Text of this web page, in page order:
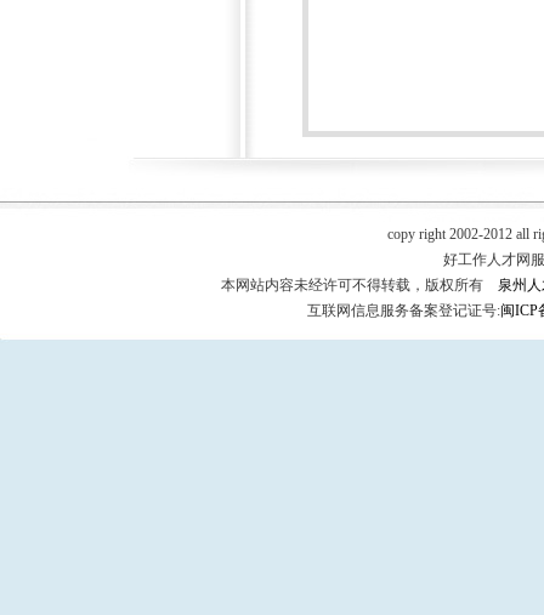
copy right 2002-2012 all
好工作人才网
本网站内容未经许可不得转载，版权所有
泉州
互联网信息服务备案登记证号:闽ICP